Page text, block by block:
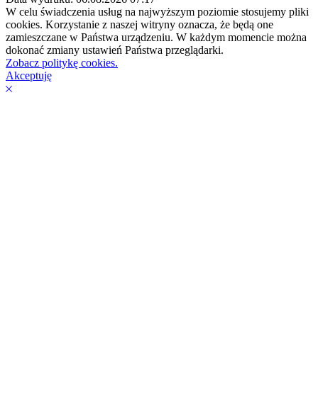
W celu świadczenia usług na najwyższym poziomie stosujemy pliki
cookies. Korzystanie z naszej witryny oznacza, że będą one
zamieszczane w Państwa urządzeniu. W każdym momencie można
dokonać zmiany ustawień Państwa przeglądarki.
Zobacz politykę cookies.
Akceptuję